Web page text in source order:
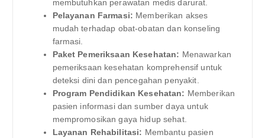
membutuhkan perawatan medis darurat.
Pelayanan Farmasi: Memberikan akses
mudah terhadap obat-obatan dan konseling
farmasi.
Paket Pemeriksaan Kesehatan: Menawarkan
pemeriksaan kesehatan komprehensif untuk
deteksi dini dan pencegahan penyakit.
Program Pendidikan Kesehatan: Memberikan
pasien informasi dan sumber daya untuk
mempromosikan gaya hidup sehat.
Layanan Rehabilitasi: Membantu pasien